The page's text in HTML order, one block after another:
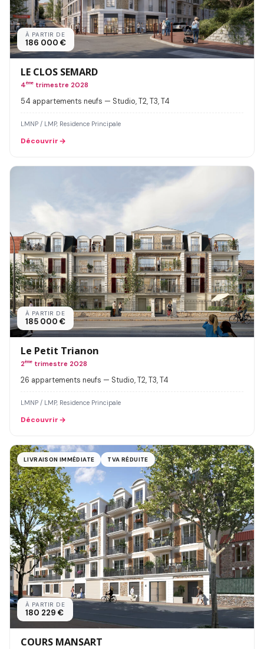
À PARTIR DE
186 000 €
LE CLOS SEMARD
4ème trimestre 2028
54 appartements neufs — Studio, T2, T3, T4
LMNP / LMP, Residence Principale
Découvrir
À PARTIR DE
185 000 €
Le Petit Trianon
2ème trimestre 2028
26 appartements neufs — Studio, T2, T3, T4
LMNP / LMP, Residence Principale
Découvrir
LIVRAISON IMMÉDIATE TVA RÉDUITE
À PARTIR DE
180 229 €
COURS MANSART